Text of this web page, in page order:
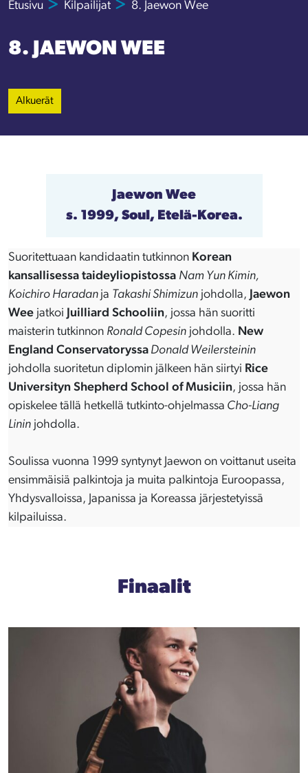
Etusivu Kilpailijat 8. Jaewon Wee
8. JAEWON WEE
Alkuerät
Jaewon Wee
s. 1999, Soul, Etelä-Korea.
Suoritettuaan kandidaatin tutkinnon Korean
kansallisessa taideyliopistossa Nam Yun Kimin,
Koichiro Haradan ja Takashi Shimizun johdolla, Jaewon
Wee jatkoi Juilliard Schooliin, jossa hän suoritti
maisterin tutkinnon Ronald Copesin johdolla. New
England Conservatoryssa Donald Weilersteinin
johdolla suoritetun diplomin jälkeen hän siirtyi Rice
Universityn Shepherd School of Musiciin, jossa hän
opiskelee tällä hetkellä tutkinto-ohjelmassa Cho-Liang
Linin johdolla.
Soulissa vuonna 1999 syntynyt Jaewon on voittanut useita
ensimmäisiä palkintoja ja muita palkintoja Euroopassa,
Yhdysvalloissa, Japanissa ja Koreassa järjestetyissä
kilpailuissa.
Finaalit